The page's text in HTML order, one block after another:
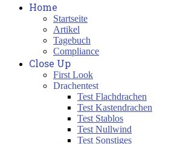
Home
Startseite
Artikel
Tagebuch
Compliance
Close Up
First Look
Drachentest
Test Flachdrachen
Test Kastendrachen
Test Stablos
Test Nullwind
Test Sonstiges